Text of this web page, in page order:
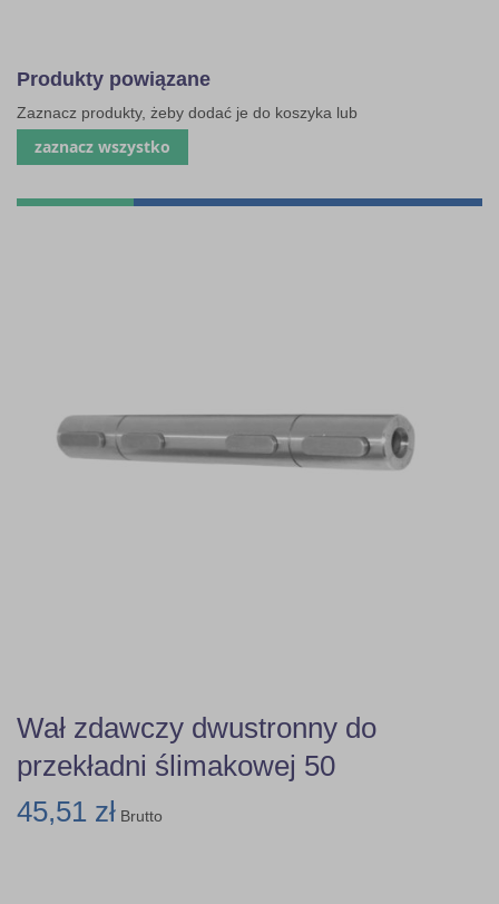
Produkty powiązane
Zaznacz produkty, żeby dodać je do koszyka lub
zaznacz wszystko
Wał zdawczy dwustronny do
przekładni ślimakowej 50
45,51 zł Brutto